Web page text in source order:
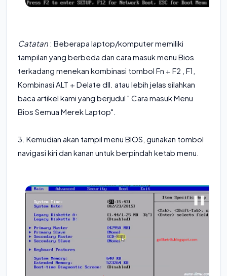
Catatan : Beberapa laptop/komputer memiliki
tampilan yang berbeda dan cara masuk menu Bios
terkadang menekan kombinasi tombol Fn + F2 , F1,
Kombinasi ALT + Delate dll. atau lebih jelas silahkan
baca artikel kami yang berjudul " Cara masuk Menu
Bios Semua Merek Laptop".
3. Kemudian akan tampil menu BIOS, gunakan tombol
navigasi kiri dan kanan untuk berpindah ketab menu.